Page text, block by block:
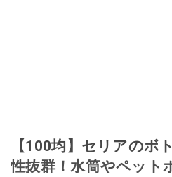
【100均】セリアのボ
性抜群！水筒やペット